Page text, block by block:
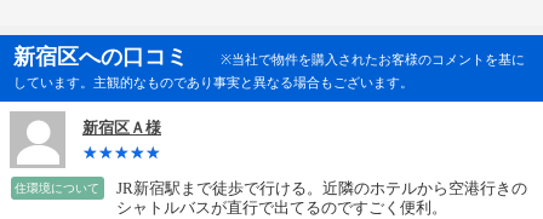
新宿区への口コミ
※当社で物件を購入されたお客様のコメントを基に
しています。主観的なものであり事実と異なる場合もございます。
新宿区Ａ様
住環境について
JR新宿駅まで徒歩で行ける。近隣のホテルから空港行きの
シャトルバスが直行で出てるのですごく便利。